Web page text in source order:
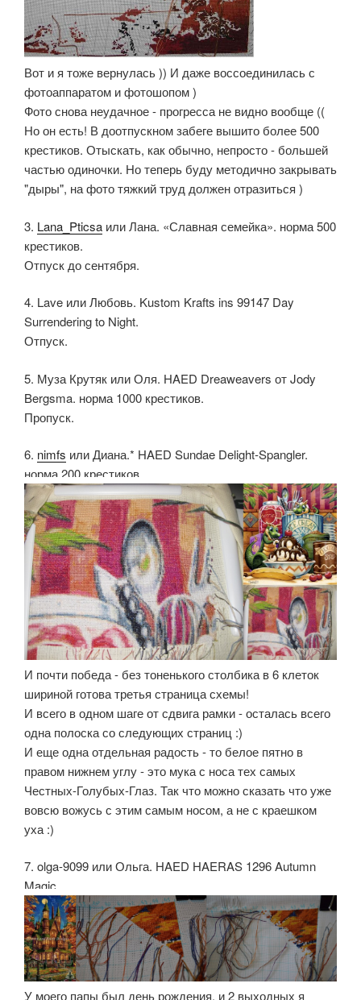
Вот и я тоже вернулась )) И даже воссоединилась с
фотоаппаратом и фотошопом )
Фото снова неудачное - прогресса не видно вообще ((
Но он есть! В доотпускном забеге вышито более 500
крестиков. Отыскать, как обычно, непросто - большей
частью одиночки. Но теперь буду методично закрывать
"дыры", на фото тяжкий труд должен отразиться )
3. Lana_Pticsa или Лана. «Славная семейка». норма 500
крестиков.
Отпуск до сентября.
4. Lave или Любовь. Kustom Krafts ins 99147 Day
Surrendering to Night.
Отпуск.
5. Муза Крутяк или Оля. HAED Dreaweavers от Jody
Bergsma. норма 1000 крестиков.
Пропуск.
6. nimfs или Диана.* HAED Sundae Delight-Spangler.
норма 200 крестиков
И почти победа - без тоненького столбика в 6 клеток
шириной готова третья страница схемы!
И всего в одном шаге от сдвига рамки - осталась всего
одна полоска со следующих страниц :)
И еще одна отдельная радость - то белое пятно в
правом нижнем углу - это мука с носа тех самых
Честных-Голубых-Глаз. Так что можно сказать что уже
вовсю вожусь с этим самым носом, а не с краешком
уха :)
7. olga-9099 или Ольга. HAED HAERAS 1296 Autumn
Magic
У моего папы был день рождения, и 2 выходных я